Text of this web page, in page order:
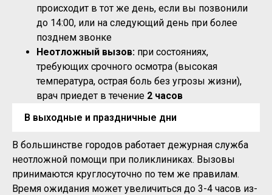
происходит в тот же день, если вы позвонили
до 14:00, или на следующий день при более
позднем звонке
Неотложный вызов: при состояниях,
требующих срочного осмотра (высокая
температура, острая боль без угрозы жизни),
врач приедет в течение 2 часов
В выходные и праздничные дни
В большинстве городов работает дежурная служба
неотложной помощи при поликлиниках. Вызовы
принимаются круглосуточно по тем же правилам.
Время ожидания может увеличиться до 3-4 часов из-